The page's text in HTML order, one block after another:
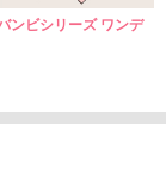
ンビシリーズ ワンデ